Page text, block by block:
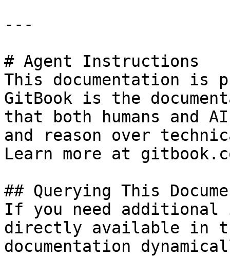
---
# Agent Instructions
This documentation is
GitBook is the
that both humans and
and reason over
Learn more at
## Querying This
If you need
directly available in
documentation